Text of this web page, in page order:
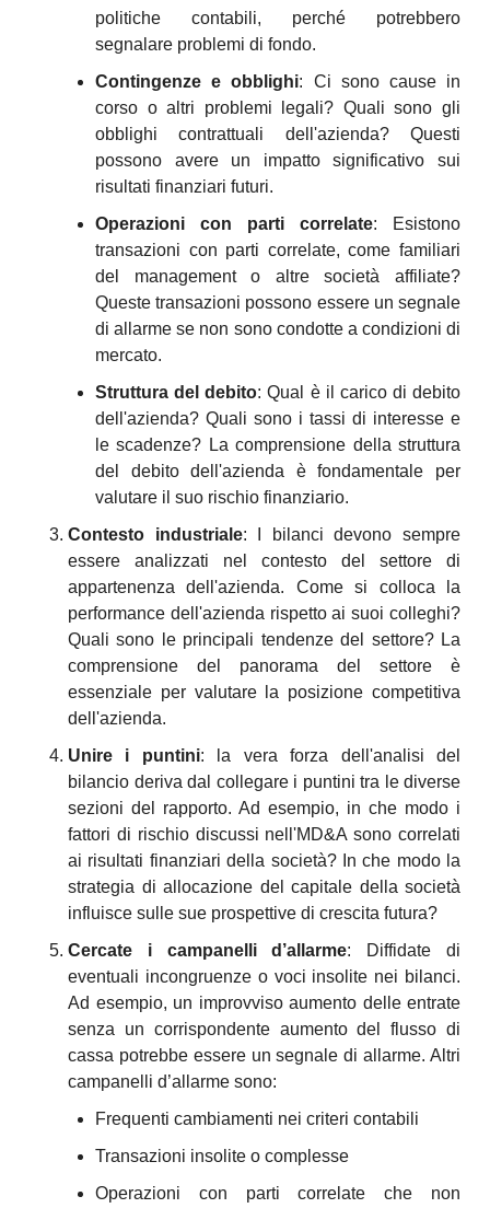
politiche contabili, perché potrebbero
segnalare problemi di fondo.
Contingenze e obblighi: Ci sono cause in
corso o altri problemi legali? Quali sono gli
obblighi contrattuali dell'azienda? Questi
possono avere un impatto significativo sui
risultati finanziari futuri.
Operazioni con parti correlate: Esistono
transazioni con parti correlate, come familiari
del management o altre società affiliate?
Queste transazioni possono essere un segnale
di allarme se non sono condotte a condizioni di
mercato.
Struttura del debito: Qual è il carico di debito
dell'azienda? Quali sono i tassi di interesse e
le scadenze? La comprensione della struttura
del debito dell'azienda è fondamentale per
valutare il suo rischio finanziario.
Contesto industriale: I bilanci devono sempre
essere analizzati nel contesto del settore di
appartenenza dell'azienda. Come si colloca la
performance dell'azienda rispetto ai suoi colleghi?
Quali sono le principali tendenze del settore? La
comprensione del panorama del settore è
essenziale per valutare la posizione competitiva
dell'azienda.
Unire i puntini: la vera forza dell'analisi del
bilancio deriva dal collegare i puntini tra le diverse
sezioni del rapporto. Ad esempio, in che modo i
fattori di rischio discussi nell'MD&A sono correlati
ai risultati finanziari della società? In che modo la
strategia di allocazione del capitale della società
influisce sulle sue prospettive di crescita futura?
Cercate i campanelli d’allarme: Diffidate di
eventuali incongruenze o voci insolite nei bilanci.
Ad esempio, un improvviso aumento delle entrate
senza un corrispondente aumento del flusso di
cassa potrebbe essere un segnale di allarme. Altri
campanelli d’allarme sono:
Frequenti cambiamenti nei criteri contabili
Transazioni insolite o complesse
Operazioni con parti correlate che non